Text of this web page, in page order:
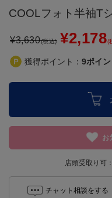
COOLフォト半袖T
¥3,630(税込) ¥2,178(
獲得ポイント： 9ポイン
お
店頭受取り可：
チャット相談をする